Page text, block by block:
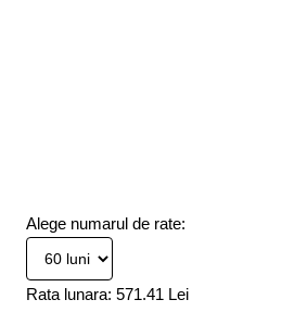
Alege numarul de rate:
Rata lunara: 571.41 Lei